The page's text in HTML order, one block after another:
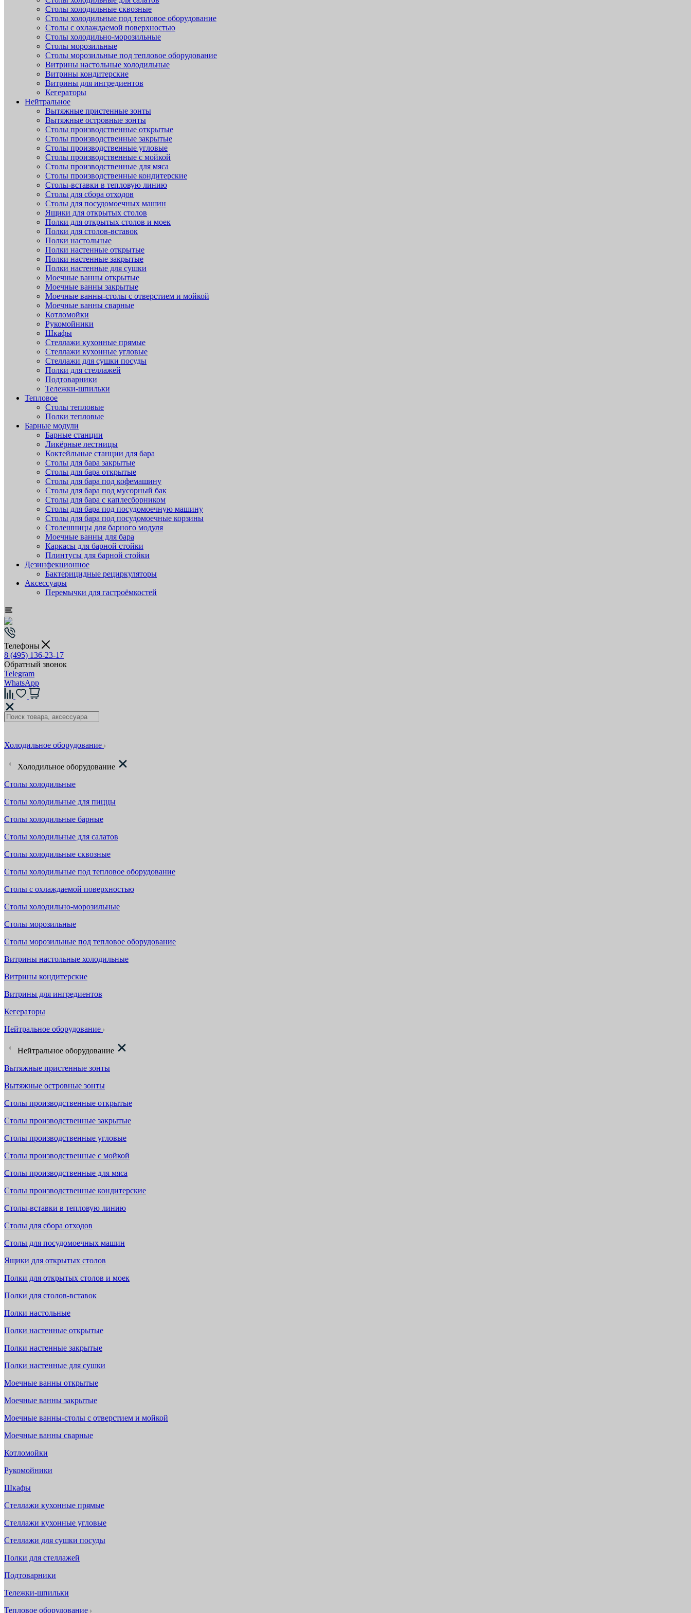
Столы холодильные сквозные
Столы холодильные под тепловое оборудование
Столы с охлаждаемой поверхностью
Столы холодильно-морозильные
Столы морозильные
Столы морозильные под тепловое оборудование
Витрины настольные холодильные
Витрины кондитерские
Витрины для ингредиентов
Кегераторы
Нейтральное
Вытяжные пристенные зонты
Вытяжные островные зонты
Столы производственные открытые
Столы производственные закрытые
Столы производственные угловые
Столы производственные с мойкой
Столы производственные для мяса
Столы производственные кондитерские
Столы-вставки в тепловую линию
Столы для сбора отходов
Столы для посудомоечных машин
Ящики для открытых столов
Полки для открытых столов и моек
Полки для столов-вставок
Полки настольные
Полки настенные открытые
Полки настенные закрытые
Полки настенные для сушки
Моечные ванны открытые
Моечные ванны закрытые
Моечные ванны-столы с отверстием и мойкой
Моечные ванны сварные
Котломойки
Рукомойники
Шкафы
Стеллажи кухонные прямые
Стеллажи кухонные угловые
Стеллажи для сушки посуды
Полки для стеллажей
Подтоварники
Тележки-шпильки
Тепловое
Столы тепловые
Полки тепловые
Барные модули
Барные станции
Ликёрные лестницы
Коктейльные станции для бара
Столы для бара закрытые
Столы для бара открытые
Столы для бара под кофемашину
Столы для бара под мусорный бак
Столы для бара с каплесборником
Столы для бара под посудомоечную машину
Столы для бара под посудомоечные корзины
Столешницы для барного модуля
Моечные ванны для бара
Каркасы для барной стойки
Плинтусы для барной стойки
Дезинфекционное
Бактерицидные рециркуляторы
Аксессуары
Перемычки для гастроёмкостей
Телефоны
8 (495) 136-23-17
Обратный звонок
Telegram
WhatsApp
Холодильное оборудование
Холодильное оборудование
Столы холодильные
Столы холодильные для пиццы
Столы холодильные барные
Столы холодильные для салатов
Столы холодильные сквозные
Столы холодильные под тепловое оборудование
Столы с охлаждаемой поверхностью
Столы холодильно-морозильные
Столы морозильные
Столы морозильные под тепловое оборудование
Витрины настольные холодильные
Витрины кондитерские
Витрины для ингредиентов
Кегераторы
Нейтральное оборудование
Нейтральное оборудование
Вытяжные пристенные зонты
Вытяжные островные зонты
Столы производственные открытые
Столы производственные закрытые
Столы производственные угловые
Столы производственные с мойкой
Столы производственные для мяса
Столы производственные кондитерские
Столы-вставки в тепловую линию
Столы для сбора отходов
Столы для посудомоечных машин
Ящики для открытых столов
Полки для открытых столов и моек
Полки для столов-вставок
Полки настольные
Полки настенные открытые
Полки настенные закрытые
Полки настенные для сушки
Моечные ванны открытые
Моечные ванны закрытые
Моечные ванны-столы с отверстием и мойкой
Моечные ванны сварные
Котломойки
Рукомойники
Шкафы
Стеллажи кухонные прямые
Стеллажи кухонные угловые
Стеллажи для сушки посуды
Полки для стеллажей
Подтоварники
Тележки-шпильки
Тепловое оборудование